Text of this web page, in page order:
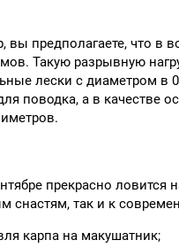
вы предполагаете, что в
Такую разрывную
лески с диаметром в
поводка, а в качестве
прекрасно ловится
снастям, так и к
карпа на макушатник;